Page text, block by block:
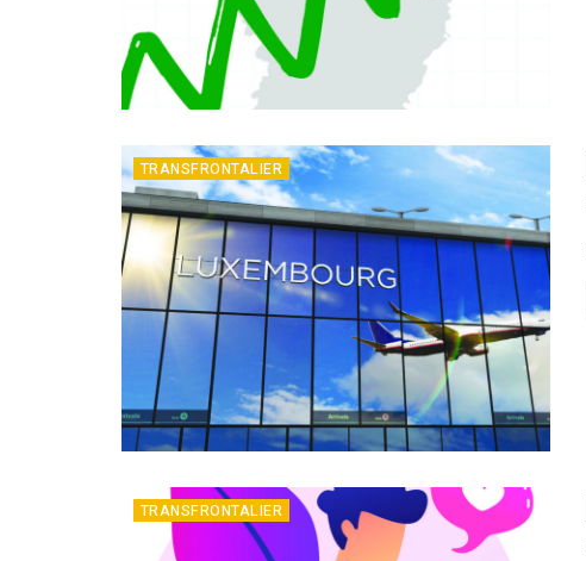
TRANSFRONTALIER
TRANSFRONTALIER